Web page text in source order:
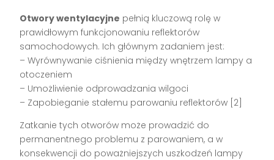
Otwory wentylacyjne pełnią kluczową rolę w
prawidłowym funkcjonowaniu reflektorów
samochodowych. Ich głównym zadaniem jest:
– Wyrównywanie ciśnienia między wnętrzem lampy a
otoczeniem
– Umożliwienie odprowadzania wilgoci
– Zapobieganie stałemu parowaniu reflektorów [2]
Zatkanie tych otworów może prowadzić do
permanentnego problemu z parowaniem, a w
konsekwencji do poważniejszych uszkodzeń lampy